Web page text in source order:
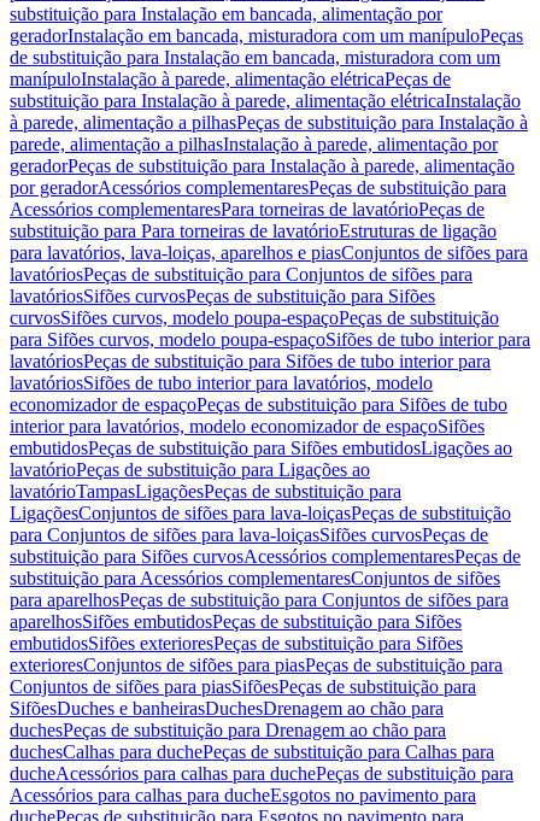
substituição para Instalação em bancada, alimentação por
geradorInstalação em bancada, misturadora com um manípuloPeças
de substituição para Instalação em bancada, misturadora com um
manípuloInstalação à parede, alimentação elétricaPeças de
substituição para Instalação à parede, alimentação elétricaInstalação
à parede, alimentação a pilhasPeças de substituição para Instalação à
parede, alimentação a pilhasInstalação à parede, alimentação por
geradorPeças de substituição para Instalação à parede, alimentação
por geradorAcessórios complementaresPeças de substituição para
Acessórios complementaresPara torneiras de lavatórioPeças de
substituição para Para torneiras de lavatórioEstruturas de ligação
para lavatórios, lava-loiças, aparelhos e piasConjuntos de sifões para
lavatóriosPeças de substituição para Conjuntos de sifões para
lavatóriosSifões curvosPeças de substituição para Sifões
curvosSifões curvos, modelo poupa-espaçoPeças de substituição
para Sifões curvos, modelo poupa-espaçoSifões de tubo interior para
lavatóriosPeças de substituição para Sifões de tubo interior para
lavatóriosSifões de tubo interior para lavatórios, modelo
economizador de espaçoPeças de substituição para Sifões de tubo
interior para lavatórios, modelo economizador de espaçoSifões
embutidosPeças de substituição para Sifões embutidosLigações ao
lavatórioPeças de substituição para Ligações ao
lavatórioTampasLigaçõesPeças de substituição para
LigaçõesConjuntos de sifões para lava-loiçasPeças de substituição
para Conjuntos de sifões para lava-loiçasSifões curvosPeças de
substituição para Sifões curvosAcessórios complementaresPeças de
substituição para Acessórios complementaresConjuntos de sifões
para aparelhosPeças de substituição para Conjuntos de sifões para
aparelhosSifões embutidosPeças de substituição para Sifões
embutidosSifões exterioresPeças de substituição para Sifões
exterioresConjuntos de sifões para piasPeças de substituição para
Conjuntos de sifões para piasSifõesPeças de substituição para
SifõesDuches e banheirasDuchesDrenagem ao chão para
duchesPeças de substituição para Drenagem ao chão para
duchesCalhas para duchePeças de substituição para Calhas para
ducheAcessórios para calhas para duchePeças de substituição para
Acessórios para calhas para ducheEsgotos no pavimento para
duchePeças de substituição para Esgotos no pavimento para